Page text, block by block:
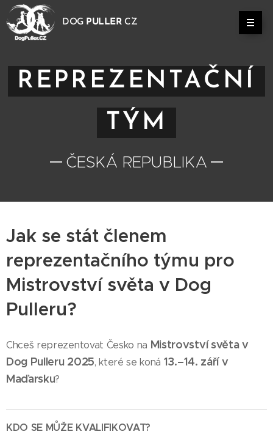
DOG PULLERCZ
REPREZENTAČNÍ
TÝM
ČESKÁ REPUBLIKA
Jak se stát členem
reprezentačního týmu pro
Mistrovství světa v Dog
Pulleru?
Chceš reprezentovat Česko na Mistrovství světa v
Dog Pulleru 2025, které se koná 13.–14. září v
Maďarsku?
KDO SE MŮŽE KVALIFIKOVAT?